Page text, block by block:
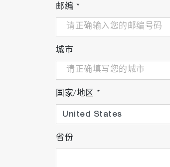
邮编 *
城市
国家/地区 *
省份